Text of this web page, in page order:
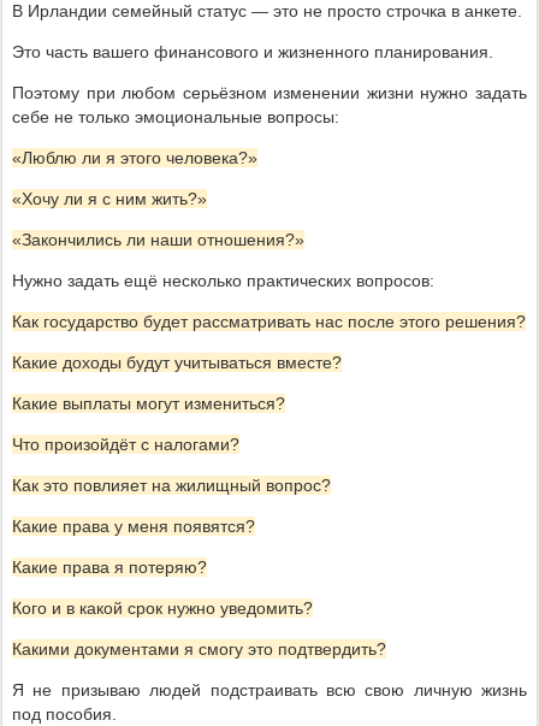
В Ирландии семейный статус — это не просто строчка в анкете.
Это часть вашего финансового и жизненного планирования.
Поэтому при любом серьёзном изменении жизни нужно задать
себе не только эмоциональные вопросы:
«Люблю ли я этого человека?»
«Хочу ли я с ним жить?»
«Закончились ли наши отношения?»
Нужно задать ещё несколько практических вопросов:
Как государство будет рассматривать нас после этого решения?
Какие доходы будут учитываться вместе?
Какие выплаты могут измениться?
Что произойдёт с налогами?
Как это повлияет на жилищный вопрос?
Какие права у меня появятся?
Какие права я потеряю?
Кого и в какой срок нужно уведомить?
Какими документами я смогу это подтвердить?
Я не призываю людей подстраивать всю свою личную жизнь
под пособия.